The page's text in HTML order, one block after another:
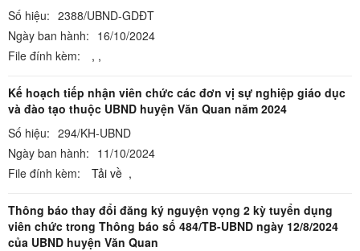
Số hiệu: 2388/UBND-GDĐT
Ngày ban hành: 16/10/2024
File đính kèm:
, ,
Kế hoạch tiếp nhận viên chức các đơn vị sự nghiệp giáo dục
và đào tạo thuộc UBND huyện Văn Quan năm 2024
Số hiệu: 294/KH-UBND
Ngày ban hành: 11/10/2024
File đính kèm:
Tải về ,
Thông báo thay đổi đăng ký nguyện vọng 2 kỳ tuyển dụng
viên chức trong Thông báo số 484/TB-UBND ngày 12/8/2024
của UBND huyện Văn Quan